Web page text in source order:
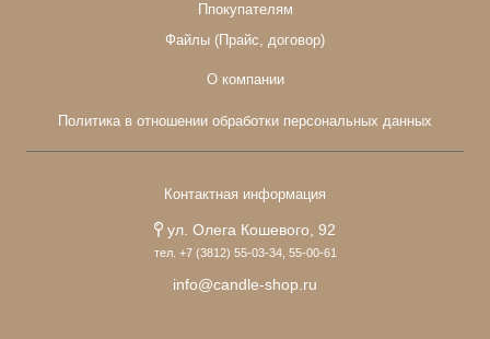
Ппокупателям
Файлы (Прайс, договор)
О компании
Политика в отношении обработки персональных данных
Контактная информация
ул. Олега Кошевого, 92
тел. +7 (3812) 55-03-34, 55-00-61
info@candle-shop.ru